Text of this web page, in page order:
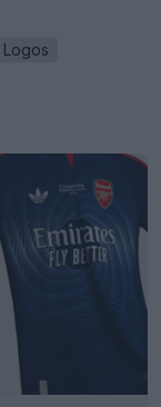
Logos